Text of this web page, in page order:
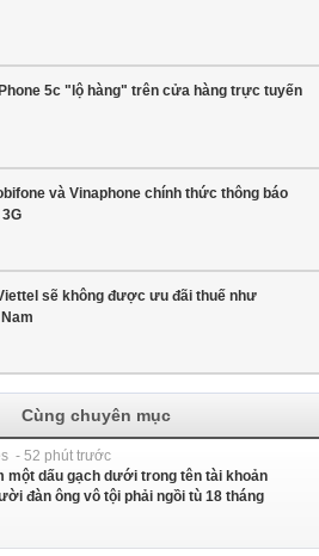
5c "lộ hàng" trên cửa hàng trực tuyến
và Vinaphone chính thức thông báo
sẽ không được ưu đãi thuế như
Cùng chuyên mục
- 52 phút trước
một dấu gạch dưới trong tên tài khoản
đàn ông vô tội phải ngồi tù 18 tháng